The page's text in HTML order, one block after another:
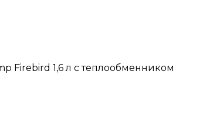
Firebird 1,6 л c теплообменником